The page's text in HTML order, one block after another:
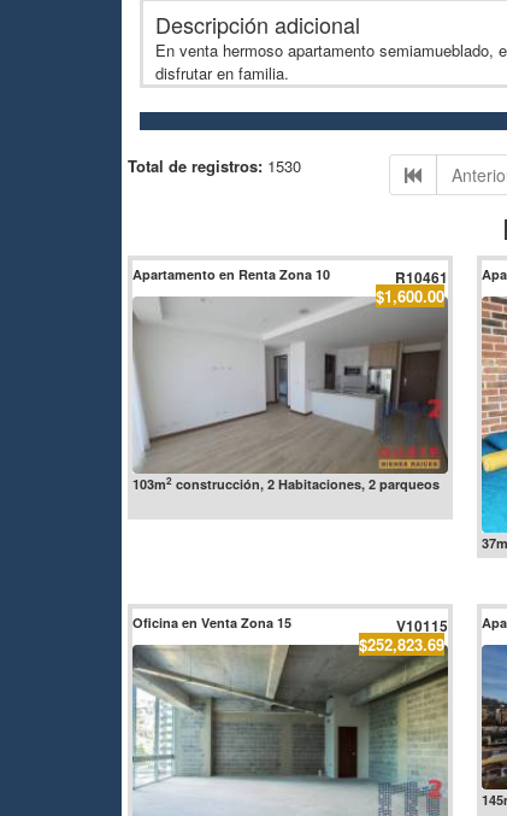
Descripción adicional
En venta hermoso apartamento
disfrutar en familia.
Total de registros:1530
Apartamento en Renta Zona 10 R10461
$1,600.00
103m2construcción, 2 Habitaciones, 2 parqueos
37m
Oficina en Venta Zona 15 V10115
$252,823.69